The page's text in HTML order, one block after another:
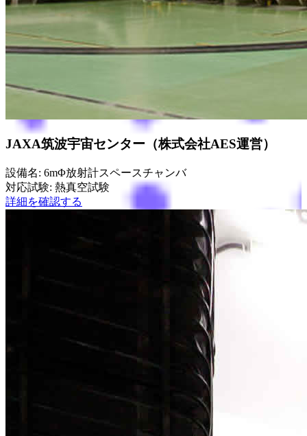
JAXA筑波宇宙センター（株式会社AES運営）
設備名: 6mΦ放射計スペースチャンバ
対応試験: 熱真空試験
詳細を確認する